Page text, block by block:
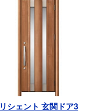
リシェント 玄関ドア3